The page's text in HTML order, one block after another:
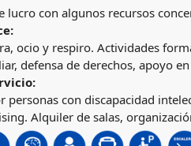
lucro con algunos recursos
ocio y respiro. Actividades
defensa de derechos, apoyo
personas con discapacidad
Alquiler de salas,